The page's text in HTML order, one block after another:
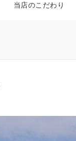
当店のこだわり